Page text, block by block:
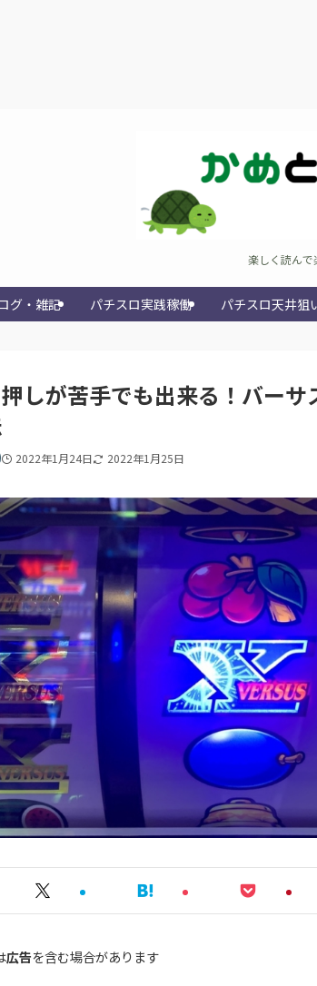
楽しく読ん
グ・雑記 パチスロ実践稼働 パチスロ天井狙
しが苦手でも出来る！バー
2022年1月24日 2022年1月25日
広告を含む場合があります